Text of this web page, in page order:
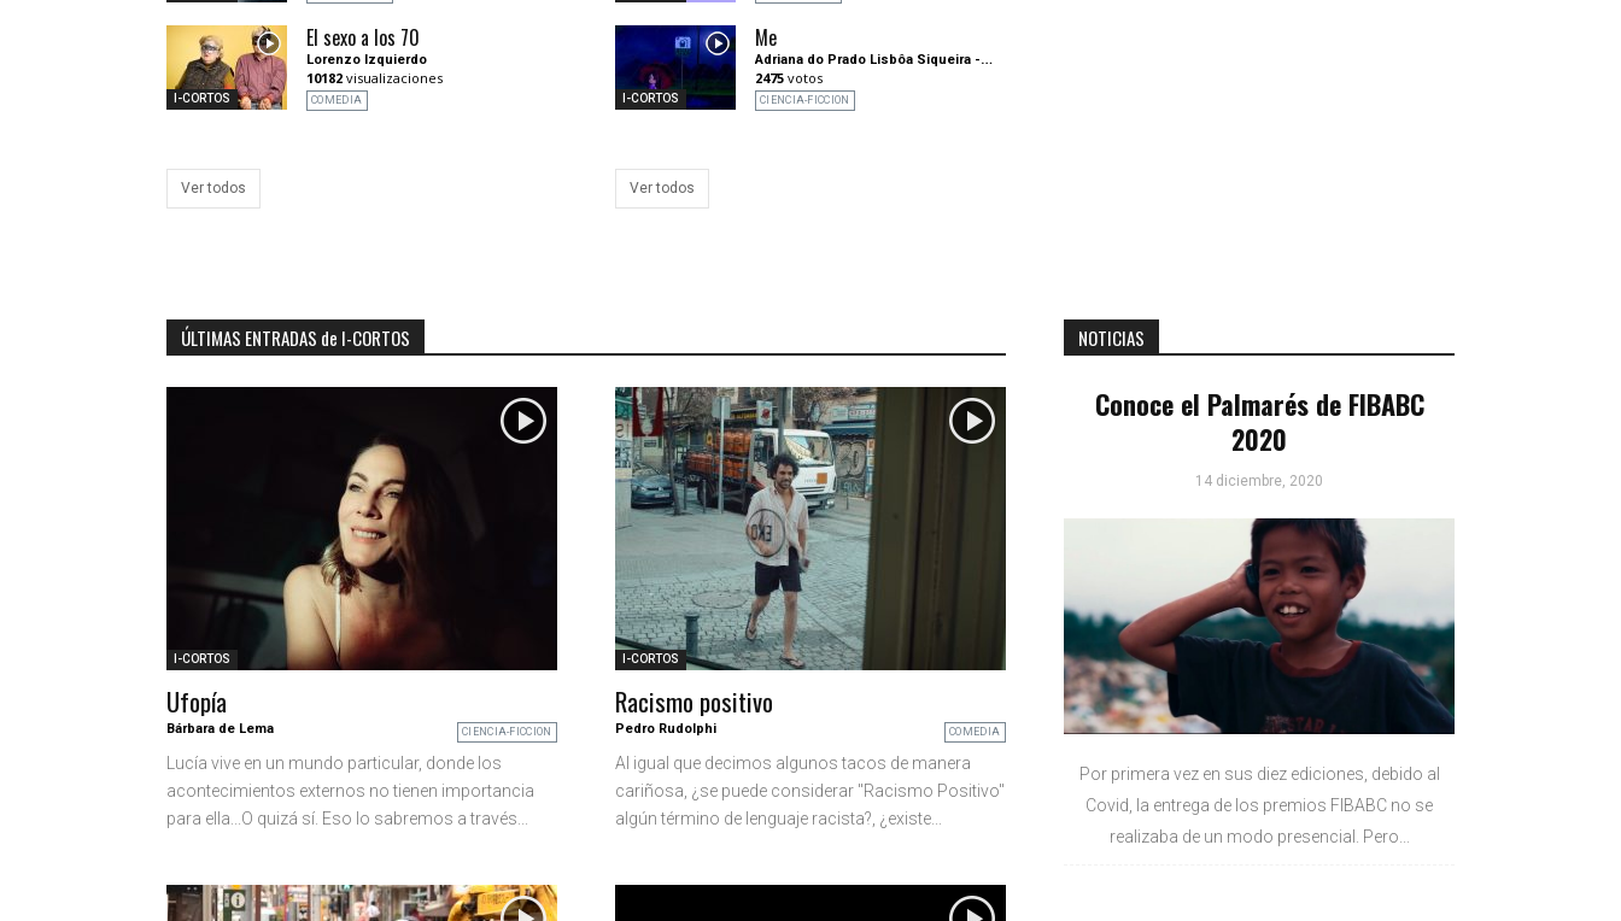
I-CORTOS
El sexo a los 70
Lorenzo Izquierdo
10182 visualizaciones
COMEDIA
Ver todos
I-CORTOS
Me
Adriana do Prado Lisbôa Siqueira -
Drika1
2475 votos
CIENCIA-FICCION
Ver todos
ÚLTIMAS ENTRADAS de I-CORTOS
I-CORTOS
Ufopía
Bárbara de Lema CIENCIA-FICCION
Lucía vive en un mundo particular, donde los
acontecimientos externos no tienen importancia
para ella...O quizá sí. Eso lo sabremos a través...
I-CORTOS
Racismo positivo
Pedro Rudolphi COMEDIA
Al igual que decimos algunos tacos de manera
cariñosa, ¿se puede considerar "Racismo Positivo"
algún término de lenguaje racista?, ¿existe...
NOTICIAS
Conoce el Palmarés de FIBABC
2020
14 diciembre, 2020
Por primera vez en sus diez ediciones, debido al
Covid, la entrega de los premios FIBABC no se
realizaba de un modo presencial. Pero...